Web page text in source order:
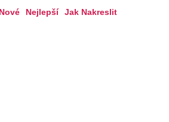
Nové Nejlepší Jak Nakreslit